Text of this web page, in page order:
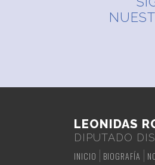
LEONIDAS
DIPUTADO
INICIO
BIOGRAFÍA